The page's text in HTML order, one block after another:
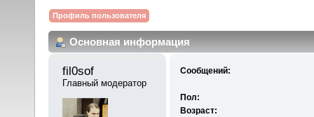
Профиль пользователя
Основная информация
fil0sof
Главный модератор
Сообщений:
Пол:
Возраст: